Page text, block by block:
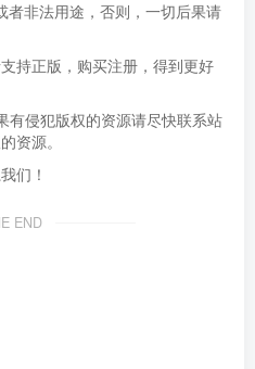
者非法用途，否则，一切后果请
持正版，购买注册，得到更好
有侵犯版权的资源请尽快联系站
资源。
们！
END